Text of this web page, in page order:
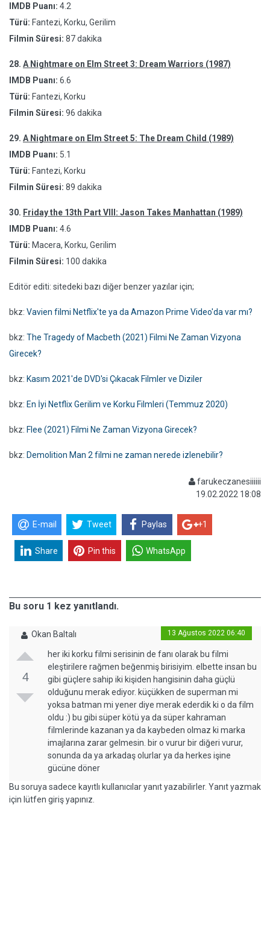
IMDB Puanı: 4.2
Türü: Fantezi, Korku, Gerilim
Filmin Süresi: 87 dakika
28. A Nightmare on Elm Street 3: Dream Warriors (1987)
IMDB Puanı: 6.6
Türü: Fantezi, Korku
Filmin Süresi: 96 dakika
29. A Nightmare on Elm Street 5: The Dream Child (1989)
IMDB Puanı: 5.1
Türü: Fantezi, Korku
Filmin Süresi: 89 dakika
30. Friday the 13th Part VIII: Jason Takes Manhattan (1989)
IMDB Puanı: 4.6
Türü: Macera, Korku, Gerilim
Filmin Süresi: 100 dakika
Editör editi: sitedeki bazı diğer benzer yazılar için;
bkz: Vavien filmi Netflix'te ya da Amazon Prime Video'da var mı?
bkz: The Tragedy of Macbeth (2021) Filmi Ne Zaman Vizyona
Girecek?
bkz: Kasım 2021'de DVD'si Çıkacak Filmler ve Diziler
bkz: En İyi Netflix Gerilim ve Korku Filmleri (Temmuz 2020)
bkz: Flee (2021) Filmi Ne Zaman Vizyona Girecek?
bkz: Demolition Man 2 filmi ne zaman nerede izlenebilir?
farukeczanesiiiiii
19.02.2022 18:08
E-mail Tweet Paylas +1
Share Pin this WhatsApp
Bu soru 1 kez yanıtlandı.
Okan Baltalı 13 Ağustos 2022 06:40
4
her iki korku filmi serisinin de fanı olarak bu filmi
eleştirilere rağmen beğenmiş birisiyim. elbette insan bu
gibi güçlere sahip iki kişiden hangisinin daha güçlü
olduğunu merak ediyor. küçükken de superman mi
yoksa batman mi yener diye merak ederdik ki o da film
oldu :) bu gibi süper kötü ya da süper kahraman
filmlerinde kazanan ya da kaybeden olmaz ki marka
imajlarına zarar gelmesin. bir o vurur bir diğeri vurur,
sonunda da ya arkadaş olurlar ya da herkes işine
gücüne döner
Bu soruya sadece kayıtlı kullanıcılar yanıt yazabilirler. Yanıt yazmak
için lütfen giriş yapınız.